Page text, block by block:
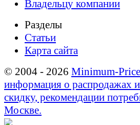
Владельцу компании
Разделы
Статьи
Карта сайта
© 2004 - 2026 Minimum-
информация о распродажах
скидку, рекомендации
Москве.